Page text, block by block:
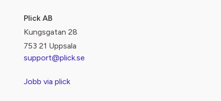
Plick AB
Kungsgatan 28
753 21 Uppsala
support@plick.se
Jobb via plick